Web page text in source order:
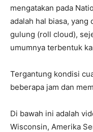
mengatakan pada
adalah hal biasa, yang
gulung (roll cloud),
umumnya terbentuk
Tergantung kondisi
beberapa jam dan
Di bawah ini adalah
Wisconsin, Amerika